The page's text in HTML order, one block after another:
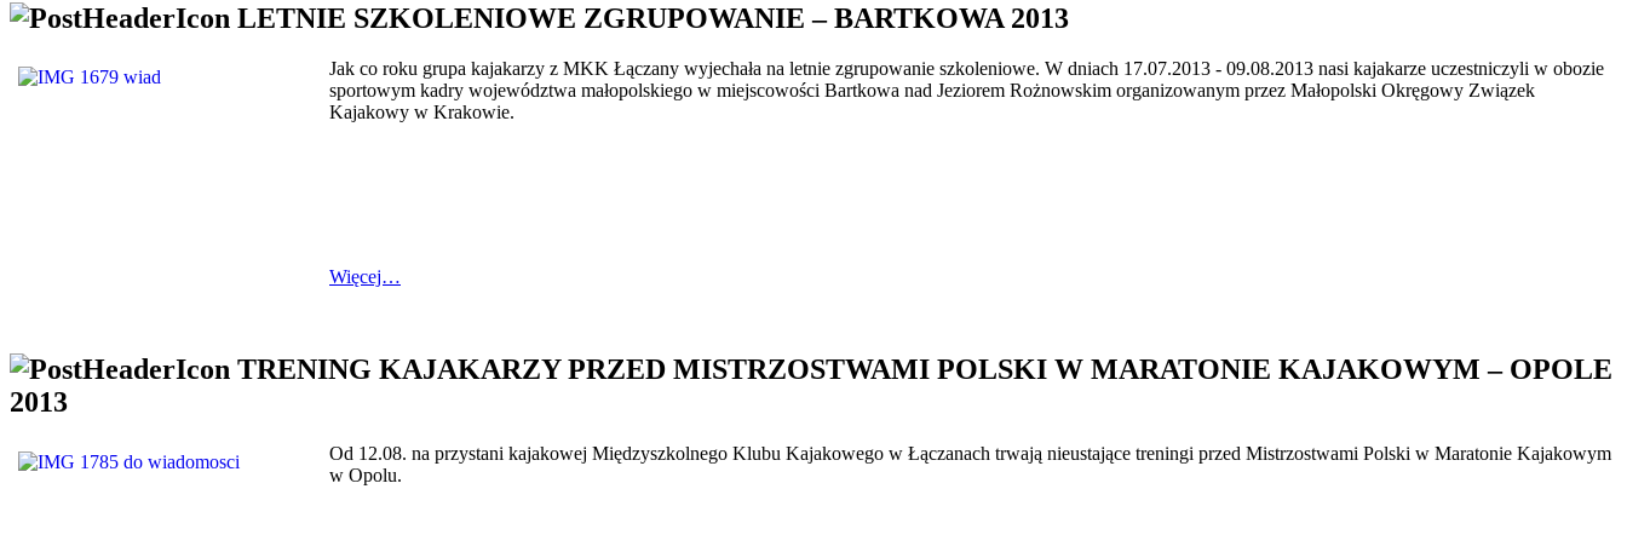
LETNIE SZKOLENIOWE ZGRUPOWANIE – BARTKOWA 2013
Jak co roku grupa kajakarzy z MKK Łączany wyjechała na letnie zgrupowanie szkoleniowe. W dniach 17.07.2013 - 09.08.2013 nasi kajakarze uczestniczyli w obozie
sportowym kadry województwa małopolskiego w miejscowości Bartkowa nad Jeziorem Rożnowskim organizowanym przez Małopolski Okręgowy Związek
Kajakowy w Krakowie.
Więcej…
TRENING KAJAKARZY PRZED MISTRZOSTWAMI POLSKI W MARATONIE KAJAKOWYM – OPOLE
2013
Od 12.08. na przystani kajakowej Międzyszkolnego Klubu Kajakowego w Łączanach trwają nieustające treningi przed Mistrzostwami Polski w Maratonie Kajakowym
w Opolu.